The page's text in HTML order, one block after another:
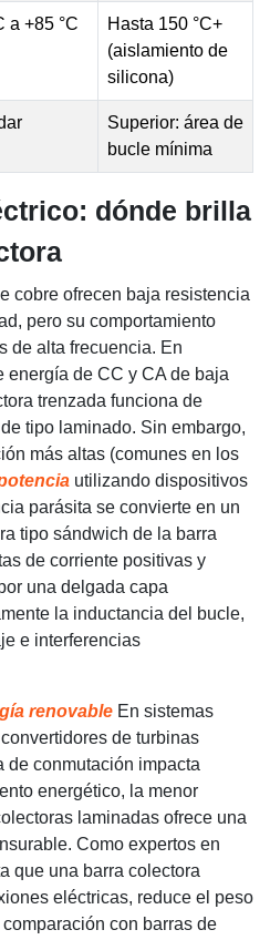
a +85 °C
Hasta 150 °C+
(aislamiento de
silicona)
Superior: área de
bucle mínima
dónde brilla
cobre ofrecen baja resistencia
pero su comportamiento
de alta frecuencia. En
energía de CC y CA de baja
trenzada funciona de
tipo laminado. Sin embargo,
más altas (comunes en los
utilizando dispositivos
parásita se convierte en un
tipo sándwich de la barra
de corriente positivas y
una delgada capa
la inductancia del bucle,
e interferencias
renovable En sistemas
de turbinas
conmutación impacta
energético, la menor
laminadas ofrece una
Como expertos en
que una barra colectora
eléctricas, reduce el peso
con barras de